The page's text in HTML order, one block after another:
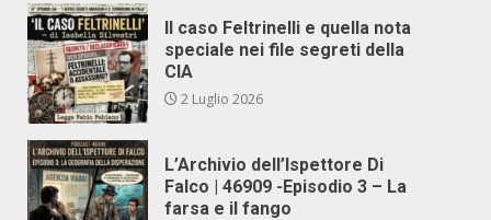
Il caso Feltrinelli e quella nota
speciale nei file segreti della
CIA
2 Luglio 2026
L’Archivio dell’Ispettore Di
Falco | 46909 -Episodio 3 – La
farsa e il fango